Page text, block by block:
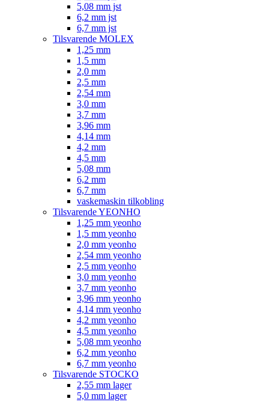
5,08 mm jst
6,2 mm jst
6,7 mm jst
Tilsvarende MOLEX
1,25 mm
1,5 mm
2,0 mm
2,5 mm
2,54 mm
3,0 mm
3,7 mm
3,96 mm
4,14 mm
4,2 mm
4,5 mm
5,08 mm
6,2 mm
6,7 mm
vaskemaskin tilkobling
Tilsvarende YEONHO
1,25 mm yeonho
1,5 mm yeonho
2,0 mm yeonho
2,54 mm yeonho
2,5 mm yeonho
3,0 mm yeonho
3,7 mm yeonho
3,96 mm yeonho
4,14 mm yeonho
4,2 mm yeonho
4,5 mm yeonho
5,08 mm yeonho
6,2 mm yeonho
6,7 mm yeonho
Tilsvarende STOCKO
2,55 mm lager
5,0 mm lager